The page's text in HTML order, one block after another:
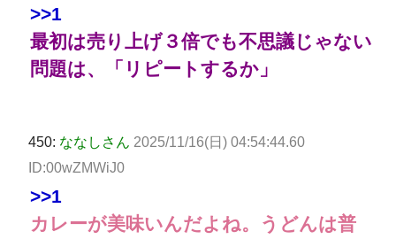
>>1
最初は売り上げ３倍でも不思議じゃない
問題は、「リピートするか」
450: ななしさん 2025/11/16(日) 04:54:44.60
ID:00wZMWiJ0
>>1
カレーが美味いんだよね。うどんは普